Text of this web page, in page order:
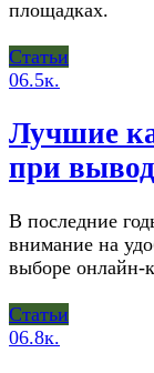
площадках.
Статьи
06.5к.
Лучшие
при
В последние
внимание на
выборе онлайн-
Статьи
06.8к.